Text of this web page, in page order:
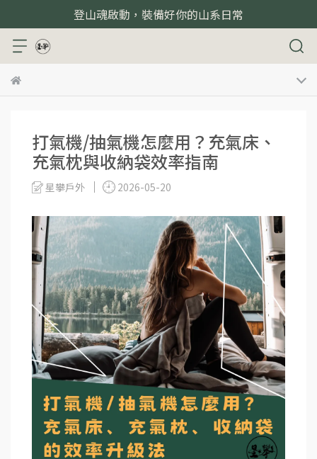
登山魂啟動，裝備好你的山系日常
打氣機/抽氣機怎麼用？充氣床、
充氣枕與收納袋效率指南
星攀戶外 2026-05-20